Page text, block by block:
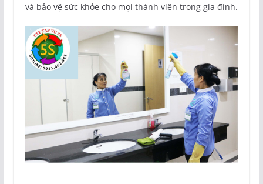
và bảo vệ sức khỏe cho mọi thành viên trong gia đình.